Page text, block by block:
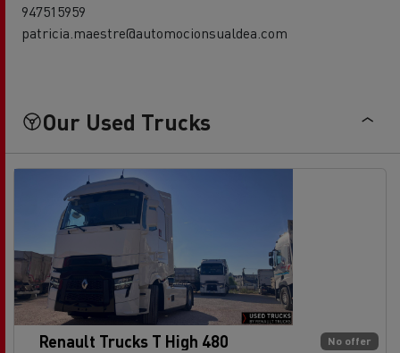
947515959
patricia.maestre@automocionsualdea.com
Our Used Trucks
No offer
Renault Trucks T High 480